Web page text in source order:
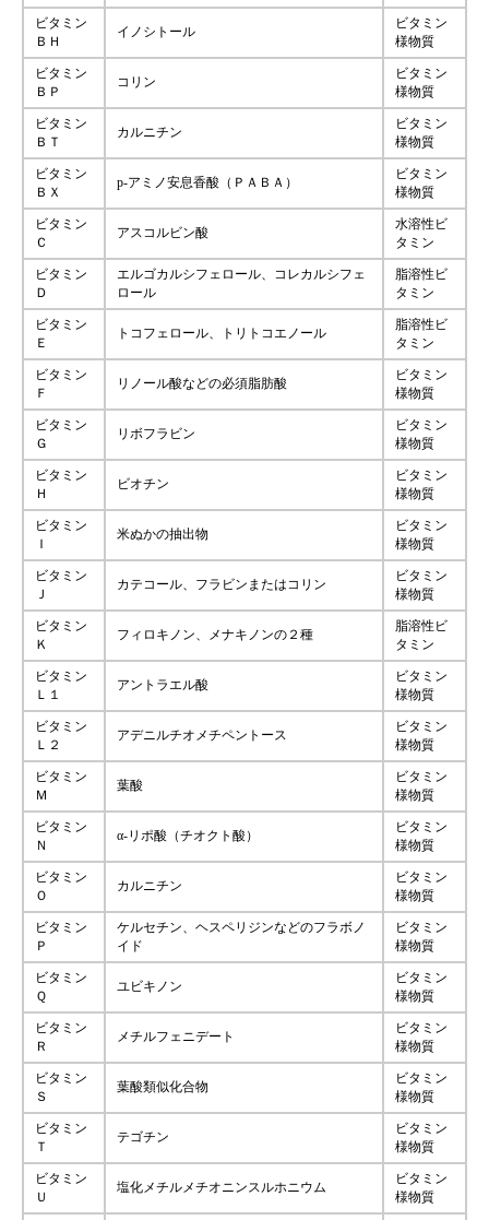
ビタミン
ＢＨ
イノシトール
ビタミン
様物質
ビタミン
ＢＰ
コリン
ビタミン
様物質
ビタミン
ＢＴ
カルニチン
ビタミン
様物質
ビタミン
ＢＸ
p-アミノ安息香酸（ＰＡＢＡ）
ビタミン
様物質
ビタミン
Ｃ
アスコルビン酸
水溶性ビ
タミン
ビタミン
Ｄ
エルゴカルシフェロール、コレカルシフェ
ロール
脂溶性ビ
タミン
ビタミン
Ｅ
トコフェロール、トリトコエノール
脂溶性ビ
タミン
ビタミン
Ｆ
リノール酸などの必須脂肪酸
ビタミン
様物質
ビタミン
Ｇ
リボフラビン
ビタミン
様物質
ビタミン
Ｈ
ビオチン
ビタミン
様物質
ビタミン
Ｉ
米ぬかの抽出物
ビタミン
様物質
ビタミン
Ｊ
カテコール、フラビンまたはコリン
ビタミン
様物質
ビタミン
Ｋ
フィロキノン、メナキノンの２種
脂溶性ビ
タミン
ビタミン
Ｌ１
アントラエル酸
ビタミン
様物質
ビタミン
Ｌ２
アデニルチオメチペントース
ビタミン
様物質
ビタミン
Ｍ
葉酸
ビタミン
様物質
ビタミン
Ｎ
α-リポ酸（チオクト酸）
ビタミン
様物質
ビタミン
Ｏ
カルニチン
ビタミン
様物質
ビタミン
Ｐ
ケルセチン、ヘスペリジンなどのフラボノ
イド
ビタミン
様物質
ビタミン
Ｑ
ユビキノン
ビタミン
様物質
ビタミン
Ｒ
メチルフェニデート
ビタミン
様物質
ビタミン
Ｓ
葉酸類似化合物
ビタミン
様物質
ビタミン
Ｔ
テゴチン
ビタミン
様物質
ビタミン
Ｕ
塩化メチルメチオニンスルホニウム
ビタミン
様物質